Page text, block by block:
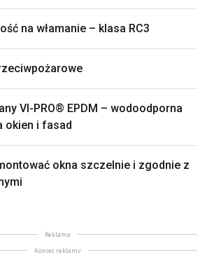
na włamanie – klasa RC3
VI-PRO® EPDM – wodoodporna
okien i fasad
okna szczelnie i zgodnie z
Reklama
Koniec reklamy